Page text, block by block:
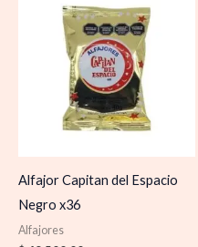
Alfajor Capitan del Espacio
Negro x36
Alfajores